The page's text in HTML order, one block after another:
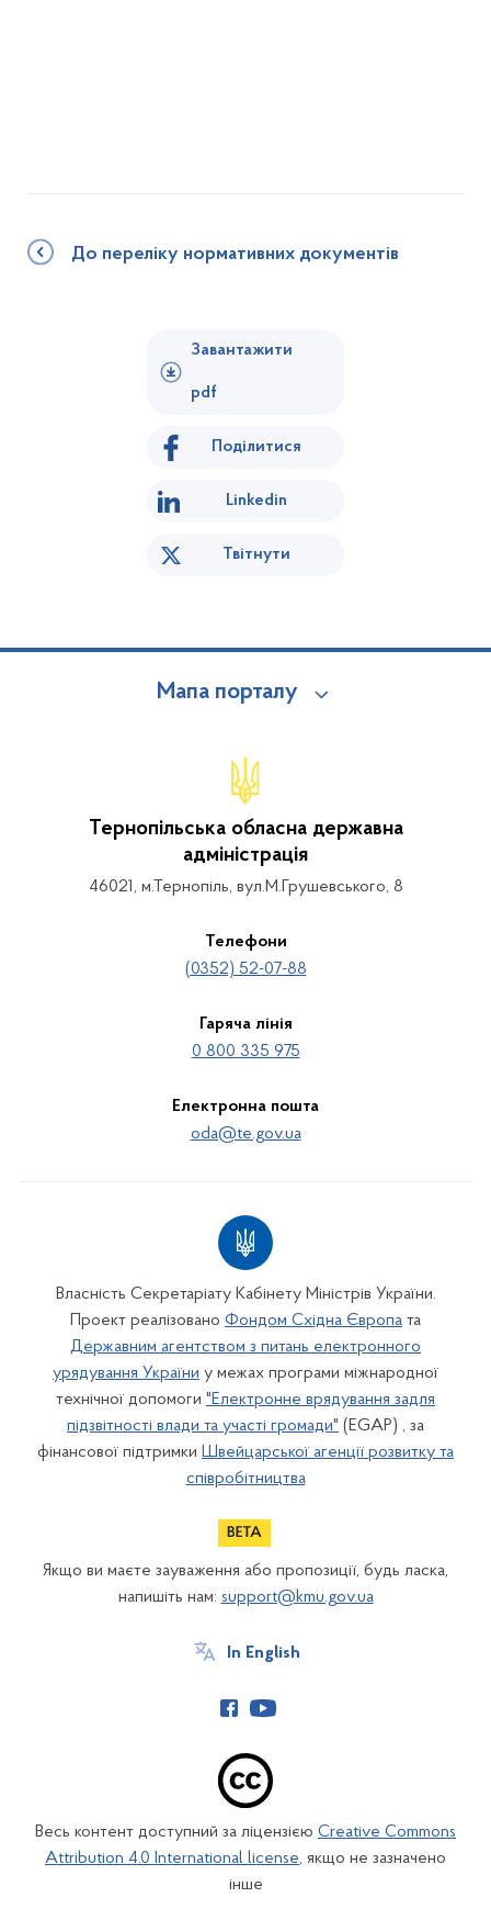
До переліку нормативних документів
Завантажити
pdf
Поділитися
Linkedin
Твітнути
Мапа порталу
Тернопільська обласна державна
адміністрація
46021, м.Тернопіль, вул.М.Грушевського, 8
Телефони
(0352) 52-07-88
Гаряча лінія
0 800 335 975
Електронна пошта
oda@te.gov.ua
Власність Секретаріату Кабінету Міністрів України.
Проект реалізовано Фондом Східна Європа та
Державним агентством з питань електронного
урядування України у межах програми міжнародної
технічної допомоги "Електронне врядування задля
підзвітності влади та участі громади" (EGAP) , за
фінансової підтримки Швейцарської агенції розвитку та
співробітництва
Якщо ви маєте зауваження або пропозиції, будь ласка,
напишіть нам: support@kmu.gov.ua
In English
Весь контент доступний за ліцензією Creative Commons
Attribution 4.0 International license, якщо не зазначено
інше